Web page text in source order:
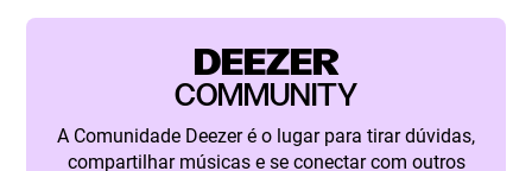
DEEZER
COMMUNITY
A Comunidade Deezer é o lugar para tirar dúvidas,
compartilhar músicas e se conectar com outros